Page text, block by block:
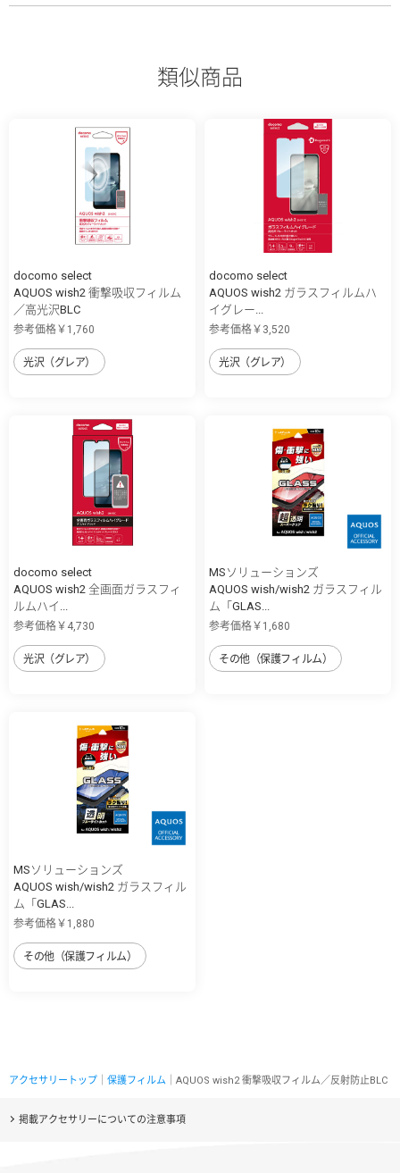
類似商品
docomo select
AQUOS wish2 衝撃吸収フィルム
／高光沢BLC
参考価格￥1,760
光沢（グレア）
docomo select
AQUOS wish2 ガラスフィルムハ
イグレー...
参考価格￥3,520
光沢（グレア）
docomo select
AQUOS wish2 全画面ガラスフィ
ルムハイ...
参考価格￥4,730
光沢（グレア）
MSソリューションズ
AQUOS wish/wish2 ガラスフィル
ム「GLAS...
参考価格￥1,680
その他（保護フィルム）
MSソリューションズ
AQUOS wish/wish2 ガラスフィル
ム「GLAS...
参考価格￥1,880
その他（保護フィルム）
アクセサリートップ 保護フィルム ｜AQUOS wish2 衝撃吸収フィルム／反射防止BLC
掲載アクセサリーについての注意事項